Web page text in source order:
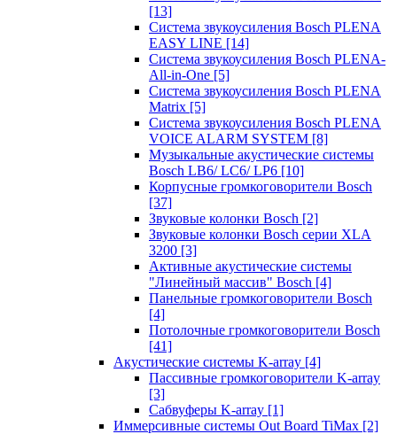
[13]
Система звукоусиления Bosch PLENA
EASY LINE [14]
Система звукоусиления Bosch PLENA-
All-in-One [5]
Система звукоусиления Bosch PLENA
Matrix [5]
Система звукоусиления Bosch PLENA
VOICE ALARM SYSTEM [8]
Музыкальные акустические системы
Bosch LB6/ LC6/ LP6 [10]
Корпусные громкоговорители Bosch
[37]
Звуковые колонки Bosch [2]
Звуковые колонки Bosch серии XLA
3200 [3]
Активные акустические системы
"Линейный массив" Bosch [4]
Панельные громкоговорители Bosch
[4]
Потолочные громкоговорители Bosch
[41]
Акустические системы K-array [4]
Пассивные громкоговорители K-array
[3]
Сабвуферы K-array [1]
Иммерсивные системы Out Board TiMax [2]